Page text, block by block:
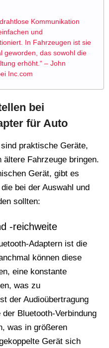
Kommunikation
und
In Fahrzeugen ist sie
geworden, das sowohl die
erhöht.“ – John
Inc.com
bei
für Auto
praktische Geräte,
Fahrzeuge bringen.
Gerät, gibt es
bei der Auswahl und
sollten:
-reichweite
Adaptern ist die
können diese
eine konstante
was zu
der Audioübertragung
Bluetooth-Verbindung
was in größeren
Gerät sich